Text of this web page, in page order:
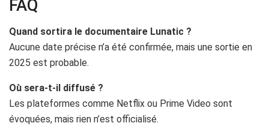
FAQ
Quand sortira le documentaire Lunatic ?
Aucune date précise n’a été confirmée, mais une sortie en
2025 est probable.
Où sera-t-il diffusé ?
Les plateformes comme Netflix ou Prime Video sont
évoquées, mais rien n’est officialisé.